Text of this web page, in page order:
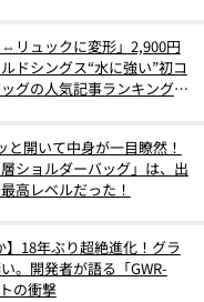
リュックに変形」2,900円
ドシングス“水に強い”初コ
グの人気記事ランキングベ
と開いて中身が一目瞭然！
ショルダーバッグ」は、出
高レベルだった！
】18年ぶり超絶進化！グラ
。開発者が語る「GWR-
の衝撃